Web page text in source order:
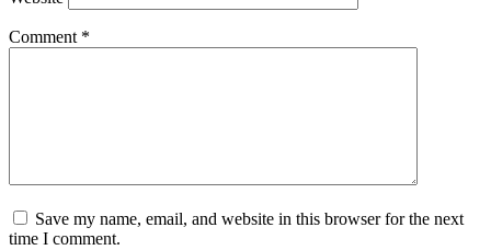
Comment *
Save my name, email, and website in this browser for the next
time I comment.